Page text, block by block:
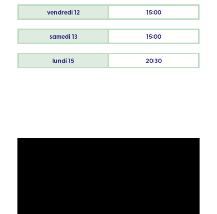
vendredi12 15:00
samedi13 15:00
lundi15 20:30